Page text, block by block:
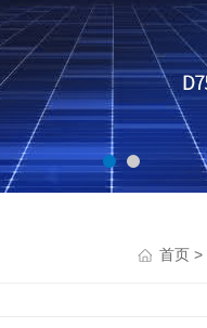
首页 >